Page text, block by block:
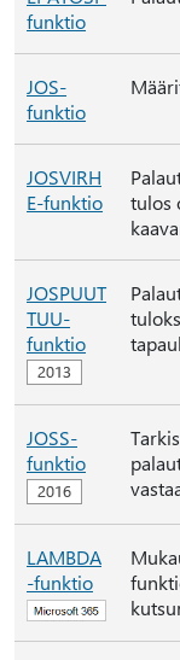
funktio
JOS-
funktio
JOSVIRH
E-funktio
tulos
JOSPUUT
TUU-
funktio
JOSS-
funktio
LAMBDA
-funktio